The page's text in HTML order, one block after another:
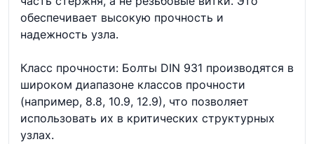
обеспечивает высокую прочность и
надежность узла.
Класс прочности: Болты DIN 931 производятся в
широком диапазоне классов прочности
(например, 8.8, 10.9, 12.9), что позволяет
использовать их в критических структурных
узлах.